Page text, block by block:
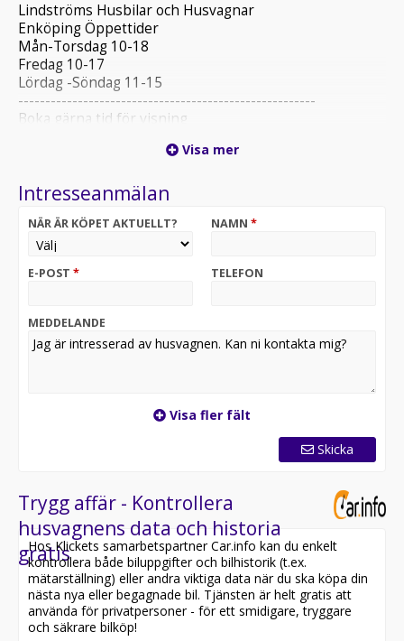
Lindströms Husbilar och Husvagnar
Enköping Öppettider
Mån-Torsdag 10-18
Fredag 10-17
Lördag -Söndag 11-15
-------------------------------------------------------
Boka gärna tid för visning
Visa mer
Intresseanmälan
NÄR ÄR KÖPET AKTUELLT? NAMN *
E-POST * TELEFON
MEDDELANDE
Visa fler fält
Skicka
Trygg affär - Kontrollera
husvagnens data och historia
gratis
Hos Klickets samarbetspartner Car.info kan du enkelt
kontrollera både biluppgifter och bilhistorik (t.ex.
mätarställning) eller andra viktiga data när du ska köpa din
nästa nya eller begagnade bil. Tjänsten är helt gratis att
använda för privatpersoner - för ett smidigare, tryggare
och säkrare bilköp!